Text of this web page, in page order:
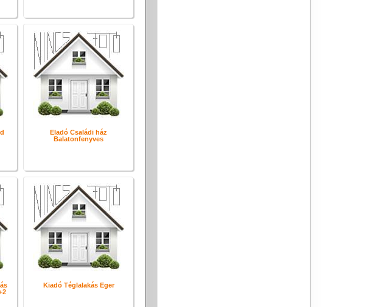
Eladó Családi ház
Balatonfenyves
Kiadó Téglalakás Eger